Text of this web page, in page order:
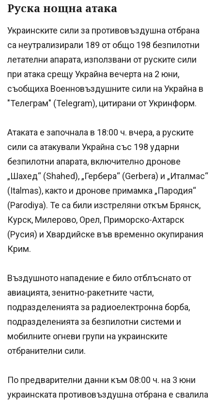
Руска нощна атака
Украинските сили за противовъздушна отбрана
са неутрализирали 189 от общо 198 безпилотни
летателни апарата, използвани от руските сили
при атака срещу Украйна вечерта на 2 юни,
съобщиха Военновъздушните сили на Украйна в
"Телеграм" (Telegram), цитирани от Укринформ.
Атаката е започнала в 18:00 ч. вчера, а руските
сили са атакували Украйна със 198 ударни
безпилотни апарата, включително дронове
„Шахед“ (Shahed), „Гербера“ (Gerbera) и „Италмас“
(Italmas), както и дронове примамка „Пародия“
(Parodiya). Те са били изстреляни откъм Брянск,
Курск, Милерово, Орел, Приморско-Ахтарск
(Русия) и Хвардийске във временно окупирания
Крим.
Въздушното нападение е било отблъснато от
авиацията, зенитно-ракетните части,
подразделенията за радиоелектронна борба,
подразделенията за безпилотни системи и
мобилните огневи групи на украинските
отбранителни сили.
По предварителни данни към 08:00 ч. на 3 юни
украинската противовъздушна отбрана е свалила